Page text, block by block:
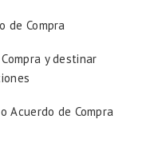
de Compra
y destinar
Acuerdo de Compra